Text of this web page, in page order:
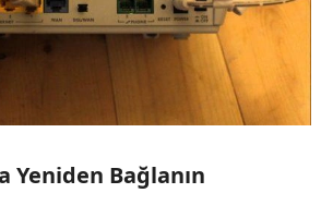
Yeniden Bağlanın